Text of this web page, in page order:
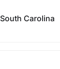
South Carolina